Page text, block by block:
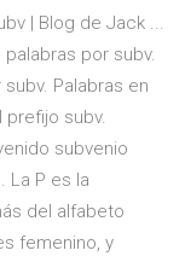
| Blog de Jack ...
por subv.
Palabras en
prefijo subv.
subvenio
La P es la
del alfabeto
femenino, y